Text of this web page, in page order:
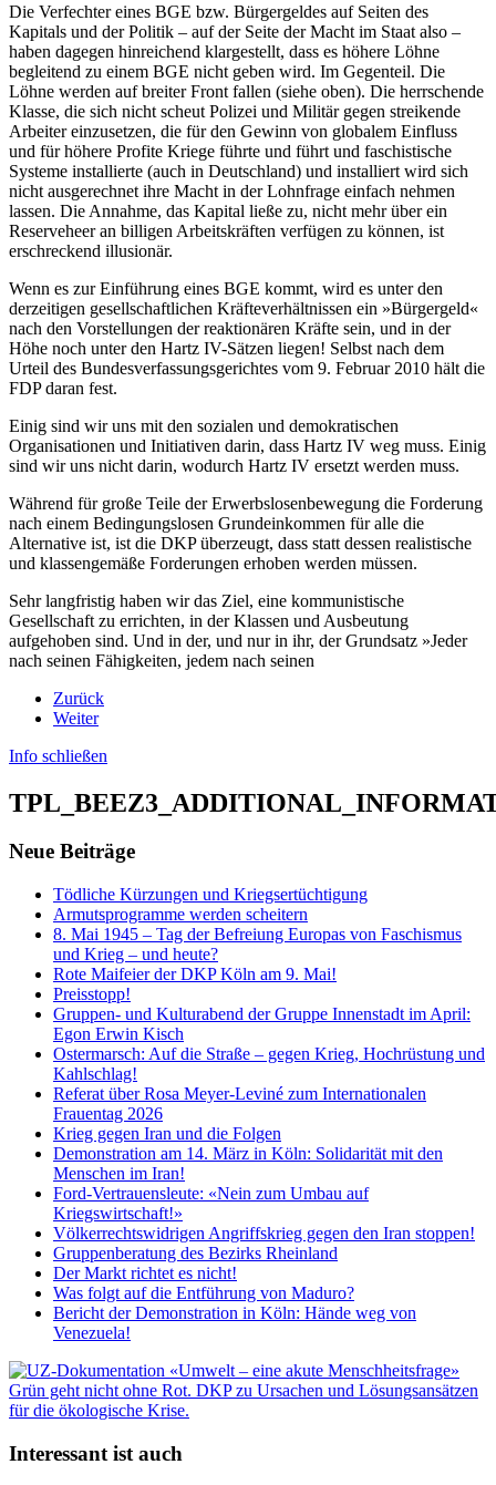
Die Verfechter eines BGE bzw. Bürgergeldes auf Seiten des
Kapitals und der Politik – auf der Seite der Macht im Staat also –
haben dagegen hinreichend klargestellt, dass es höhere Löhne
begleitend zu einem BGE nicht geben wird. Im Gegenteil. Die
Löhne werden auf breiter Front fallen (siehe oben). Die herrschende
Klasse, die sich nicht scheut Polizei und Militär gegen strei­kende
Arbeiter einzusetzen, die für den Gewinn von globalem Einfluss
und für höhere Profite Kriege führte und führt und faschistische
Systeme installierte (auch in Deutschland) und installiert wird sich
nicht ausgerechnet ihre Macht in der Lohnfrage einfach nehmen
lassen. Die Annahme, das Kapital ließe zu, nicht mehr über ein
Reserveheer an billigen Arbeitskräften verfügen zu können, ist
erschreckend illusionär.
Wenn es zur Einführung eines BGE kommt, wird es unter den
derzeitigen gesellschaftlichen Kräfte­verhältnissen ein »Bürgergeld«
nach den Vorstellungen der reaktionären Kräfte sein, und in der
Höhe noch unter den Hartz IV-Sätzen liegen! Selbst nach dem
Urteil des Bundesverfas­sungs­gerichtes vom 9. Februar 2010 hält die
FDP daran fest.
Einig sind wir uns mit den sozialen und demokratischen
Organisationen und Initiativen darin, dass Hartz IV weg muss. Einig
sind wir uns nicht darin, wodurch Hartz IV ersetzt werden muss.
Während für große Teile der Erwerbslosenbewegung die Forderung
nach einem Bedingungslosen Grundeinkommen für alle die
Alternative ist, ist die DKP überzeugt, dass statt dessen realistische
und klassengemäße Forderungen erhoben werden müssen.
Sehr langfristig haben wir das Ziel, eine kommunistische
Gesellschaft zu errichten, in der Klassen und Ausbeutung
aufgehoben sind. Und in der, und nur in ihr, der Grundsatz »Jeder
nach seinen Fähigkeiten, jedem nach seinen
Zurück
Weiter
Info schließen
Neue Beiträge
Tödliche Kürzungen und Kriegsertüchtigung
Armutsprogramme werden scheitern
8. Mai 1945 – Tag der Befreiung Europas von Faschismus
und Krieg – und heute?
Rote Maifeier der DKP Köln am 9. Mai!
Preisstopp!
Gruppen- und Kulturabend der Gruppe Innenstadt im April:
Egon Erwin Kisch
Ostermarsch: Auf die Straße – gegen Krieg, Hochrüstung und
Kahlschlag!
Referat über Rosa Meyer-Leviné zum Internationalen
Frauentag 2026
Krieg gegen Iran und die Folgen
Demonstration am 14. März in Köln: Solidarität mit den
Menschen im Iran!
Ford-Vertrauensleute: «Nein zum Umbau auf
Kriegswirtschaft!»
Völkerrechtswidrigen Angriffskrieg gegen den Iran stoppen!
Gruppenberatung des Bezirks Rheinland
Der Markt richtet es nicht!
Was folgt auf die Entführung von Maduro?
Bericht der Demonstration in Köln: Hände weg von
Venezuela!
Interessant ist auch